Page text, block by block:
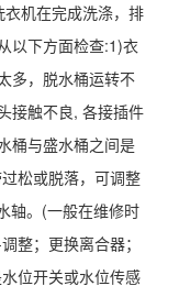
衣机在完成洗涤，排
以下方面检查:1)衣
多，脱水桶运转不
接触不良, 各接插件
桶与盛水桶之间是
松或脱落，可调整
轴。(一般在维修时
整；更换离合器；
位开关或水位传感